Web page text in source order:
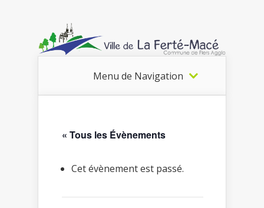
Menu de Navigation
« Tous les Évènements
Cet évènement est passé.